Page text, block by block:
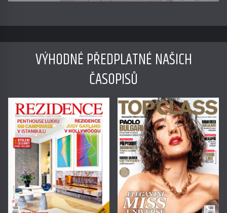
VÝHODNÉ PŘEDPLATNÉ NAŠICH
ČASOPISŮ